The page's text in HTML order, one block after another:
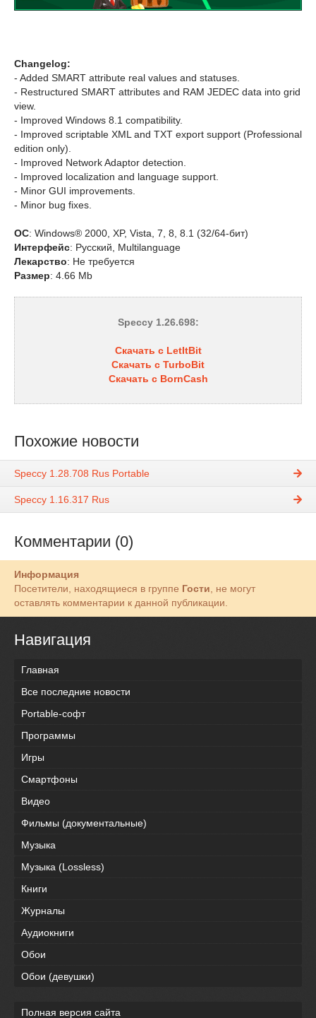
Changelog:
- Added SMART attribute real values and statuses.
- Restructured SMART attributes and RAM JEDEC data into grid
view.
- Improved Windows 8.1 compatibility.
- Improved scriptable XML and TXT export support (Professional
edition only).
- Improved Network Adaptor detection.
- Improved localization and language support.
- Minor GUI improvements.
- Minor bug fixes.
ОС: Windows® 2000, XP, Vista, 7, 8, 8.1 (32/64-бит)
Интерфейс: Русский, Multilanguage
Лекарство: Не требуется
Размер: 4.66 Mb
Speccy 1.26.698:
Скачать с LetItBit
Скачать с TurboBit
Скачать с BornCash
Похожие новости
Speccy 1.28.708 Rus Portable
Speccy 1.16.317 Rus
Комментарии (0)
Информация
Посетители, находящиеся в группе Гости, не могут
оставлять комментарии к данной публикации.
Навигация
Главная
Все последние новости
Portable-софт
Программы
Игры
Смартфоны
Видео
Фильмы (документальные)
Музыка
Музыка (Lossless)
Книги
Журналы
Аудиокниги
Обои
Обои (девушки)
Полная версия сайта